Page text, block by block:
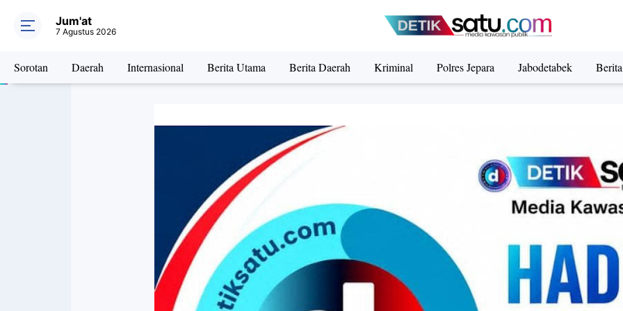
Jum'at
7 Agustus 2026
Sorotan Daerah Internasional Berita Utama Berita Daerah Kriminal Polres Jepara Jabodetabek